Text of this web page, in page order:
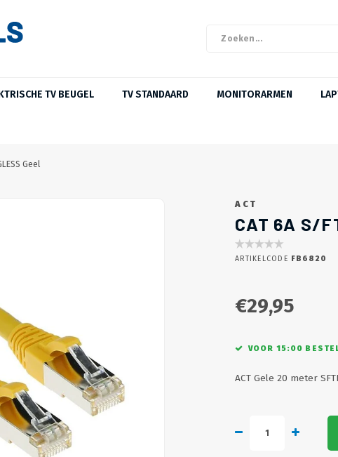
TV BEUGEL TV STANDAARD MONITORARMEN
Geel
ACT
CAT 6A S/
ARTIKELCODE FB6820
€29,95
VOOR 15:00
ACT Gele 20 meter